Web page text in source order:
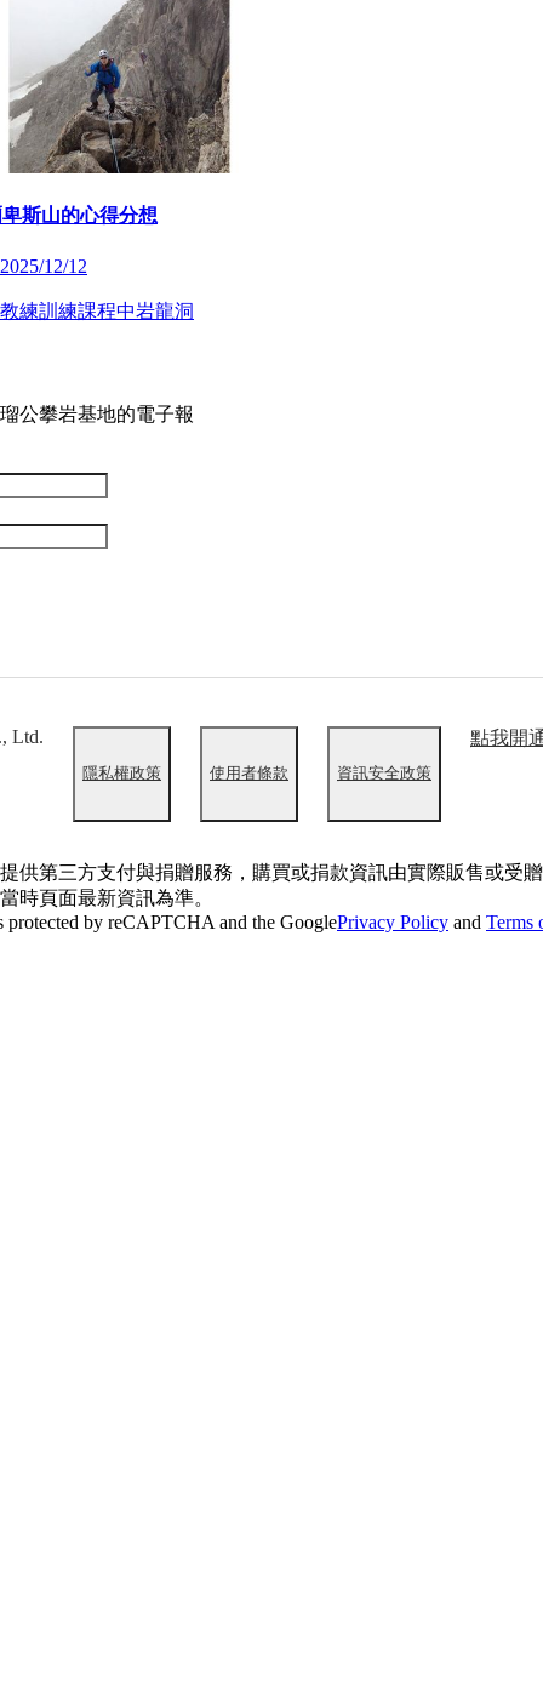
斯山的心得分想
12/12
教練訓練課程中岩龍洞
公攀岩基地的電子報
Ltd.
隱私權政策 使用者條款 資訊安全政策
點我開
供第三方支付與捐贈服務，購買或捐款資訊由實際販售或受
時頁面最新資訊為準。
protected by reCAPTCHA and the GooglePrivacy Policy and Terms